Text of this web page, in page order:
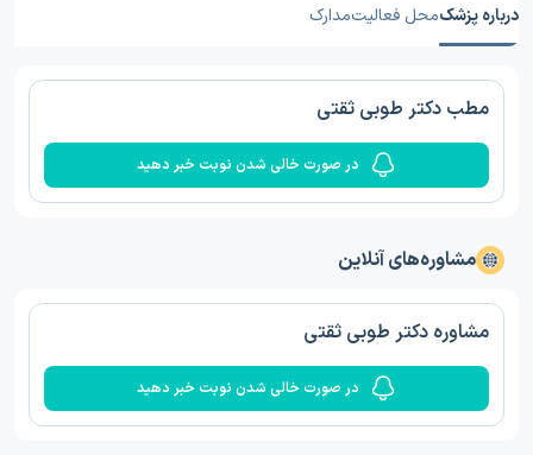
درباره پزشکمحل فعالیتمدارک
مطب دکتر طوبی ثقتی
در صورت خالی شدن نوبت خبر دهید
مشاوره‌های آنلاین
مشاوره دکتر طوبی ثقتی
در صورت خالی شدن نوبت خبر دهید